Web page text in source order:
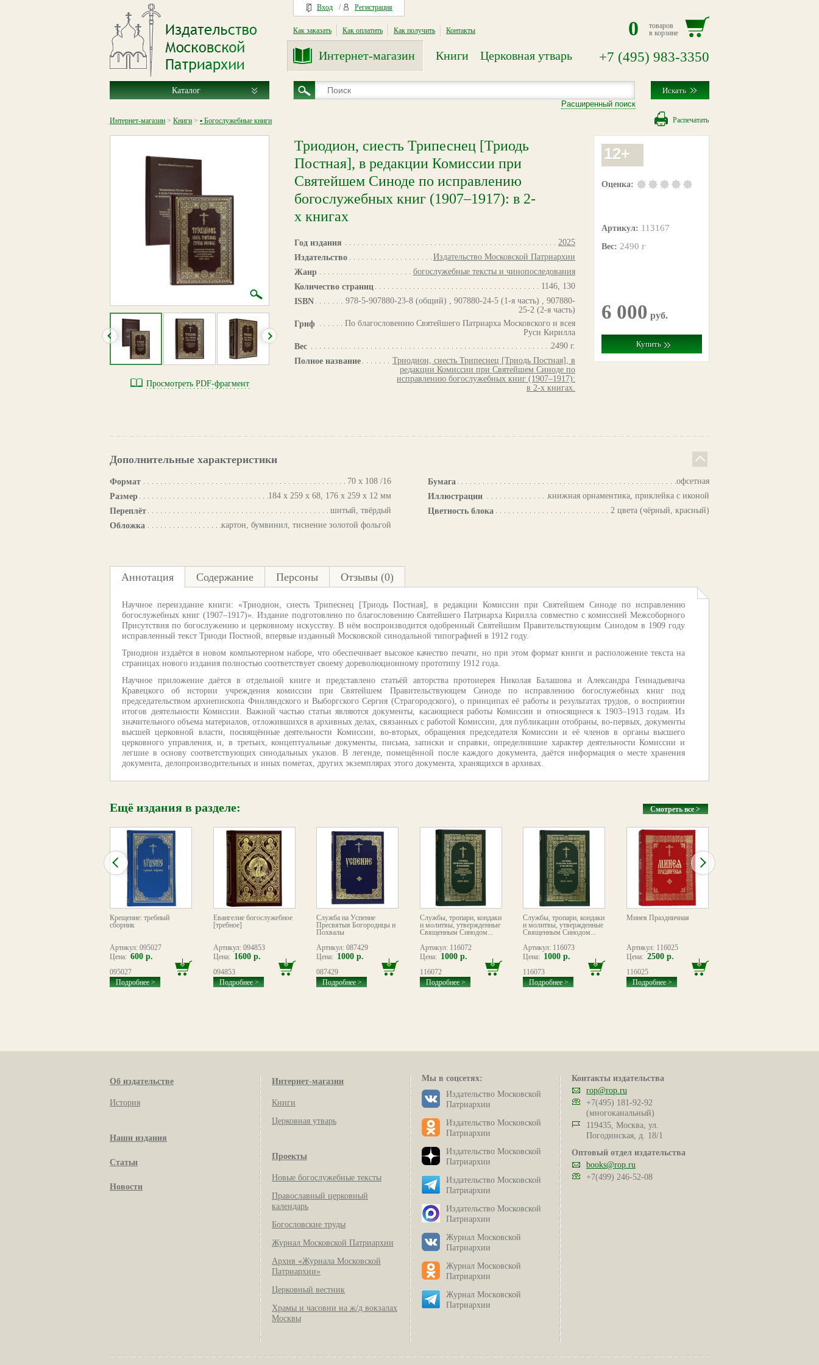
Вход / Регистрация
Как заказать Как оплатить Как получить Контакты 0
товаров
в корзине
Интернет-магазин Книги Церковная утварь +7 (495) 983-3350
Расширенный поиск
Каталог
Интернет-магазин > Книги > ▪ Богослужебные книги
Просмотреть PDF-фрагмент
Распечатать
12+
Оценка:
Артикул: 113167
Вес: 2490 г
6 000 руб.
Купить
Триодион, сиесть Трипеснец [Триодь
Постная], в редакции Комиссии при
Святейшем Синоде по исправлению
богослужебных книг (1907–1917): в 2-
х книгах
Год издания
2025
Издательство
Издательство Московской Патриархии
Жанр
богослужебные тексты и чинопоследования
Количество страниц
1146, 130
ISBN
978-5-907880-23-8 (общий) , 907880-24-5 (1-я часть) , 907880-
25-2 (2-я часть)
Гриф
По благословению Святейшего Патриарха Московского и всея
Руси Кирилла
Вес
2490 г.
Полное название
Триодион, сиесть Трипеснец [Триодь Постная], в
редакции Комиссии при Святейшем Синоде по
исправлению богослужебных книг (1907–1917):
в 2-х книгах.
Дополнительные характеристики
Формат
70 х 108 /16
Размер
184 х 259 х 68, 176 х 259 х 12 мм
Переплёт
шитый, твёрдый
Обложка
картон, бумвинил, тиснение золотой фольгой
Бумага
офсетная
Иллюстрации
книжная орнаментика, приклейка с иконой
Цветность блока
2 цвета (чёрный, красный)
Аннотация Содержание Персоны Отзывы (0)
Научное переиздание книги: «Триодион, сиесть Трипеснец [Триодь Постная], в редакции Комиссии при Святейшем Синоде по исправлению
богослужебных книг (1907–1917)». Издание подготовлено по благословению Святейшего Патриарха Кирилла совместно с комиссией Межсоборного
Присутствия по богослужению и церковному искусству. В нём воспроизводится одобренный Святейшим Правительствующим Синодом в 1909 году
исправленный текст Триоди Постной, впервые изданный Московской синодальной типографией в 1912 году.
Триодион издаётся в новом компьютерном наборе, что обеспечивает высокое качество печати, но при этом формат книги и расположение текста на
страницах нового издания полностью соответствует своему дореволюционному прототипу 1912 года.
Научное приложение даётся в отдельной книге и представлено статьёй авторства протоиерея Николая Балашова и Александра Геннадьевича
Кравецкого об истории учреждения комиссии при Святейшем Правительствующем Синоде по исправлению богослужебных книг под
председательством архиепископа Финляндского и Выборгского Сергия (Страгородского), о принципах её работы и результатах трудов, о восприятии
итогов деятельности Комиссии. Важной частью статьи являются документы, касающиеся работы Комиссии и относящиеся к 1903–1913 годам. Из
значительного объема материалов, отложившихся в архивных делах, связанных с работой Комиссии, для публикации отобраны, во-первых, документы
высшей церковной власти, посвящённые деятельности Комиссии, во-вторых, обращения председателя Комиссии и её членов в органы высшего
церковного управления, и, в третьих, концептуальные документы, письма, записки и справки, определившие характер деятельности Комиссии и
легшие в основу соответствующих синодальных указов. В легенде, помещённой после каждого документа, даётся информация о месте хранения
документа, делопроизводительных и иных пометах, других экземплярах этого документа, хранящихся в архивах.
Смотреть все >
Ещё издания в разделе:
Крещение: требный
сборник
Артикул: 095027
Цена: 600 р.
095027
Подробнее >
Евангелие богослужебное
[требное]
Артикул: 094853
Цена: 1600 р.
094853
Подробнее >
Служба на Успение
Пресвятыя Богородицы и
Похвалы
Артикул: 087429
Цена: 1000 р.
087429
Подробнее >
Службы, тропари, кондаки
и молитвы, утвержденные
Священным Синодом...
Артикул: 116072
Цена: 1000 р.
116072
Подробнее >
Службы, тропари, кондаки
и молитвы, утвержденные
Священным Синодом...
Артикул: 116073
Цена: 1000 р.
116073
Подробнее >
Минея Праздничная
Артикул: 116025
Цена: 2500 р.
116025
Подробнее >
Об издательстве
История
Наши издания
Статьи
Новости
Интернет-магазин
Книги
Церковная утварь
Проекты
Новые богослужебные тексты
Православный церковный
календарь
Богословские труды
Журнал Московской Патриархии
Архив «Журнала Московской
Патриархии»
Церковный вестник
Храмы и часовни на ж/д вокзалах
Москвы
Мы в соцсетях:
Издательство Московской
Патриархии
Издательство Московской
Патриархии
Издательство Московской
Патриархии
Издательство Московской
Патриархии
Издательство Московской
Патриархии
Журнал Московской
Патриархии
Журнал Московской
Патриархии
Журнал Московской
Патриархии
Контакты издательства
rop@rop.ru
+7(495) 181-92-92
(многоканальный)
119435, Москва, ул.
Погодинская, д. 18/1
Оптовый отдел издательства
books@rop.ru
+7(499) 246-52-08